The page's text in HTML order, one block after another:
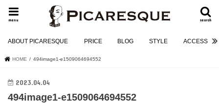
search
menu
ABOUT PICARESQUE PRICE BLOG STYLE ACCESS
HOME 494image1-e1509064694552
2023.04.04
494image1-e1509064694552